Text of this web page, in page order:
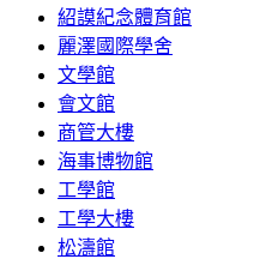
紹謨紀念體育館
麗澤國際學舍
文學館
會文館
商管大樓
海事博物館
工學館
工學大樓
松濤館